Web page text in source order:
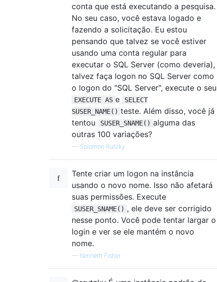
conta que está executando a pesquisa.
No seu caso, você estava logado e
fazendo a solicitação. Eu estou
pensando que talvez se você estiver
usando uma conta regular para
executar o SQL Server (como deveria),
talvez faça logon no SQL Server como
o logon do "SQL Server", execute o seu
EXECUTE AS e
SELECT
SUSER_NAME() teste. Além disso, você já
tentou
SUSER_SNAME() alguma das
outras 100 variações?
— Solomon Rutzky
Tente criar um logon na instância
usando o novo nome. Isso não afetará
suas permissões. Execute
SUSER_SNAME() , ele deve ser corrigido
nesse ponto. Você pode tentar largar o
login e ver se ele mantém o novo
nome.
— Kenneth Fisher